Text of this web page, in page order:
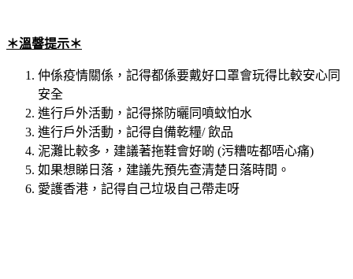
＊溫韾提示＊
仲係疫情關係，記得都係要戴好口罩會玩得比較安心同
安全
進行戶外活動，記得搽防曬同噴蚊怕水
進行戶外活動，記得自備乾糧/ 飲品
泥灘比較多，建議著拖鞋會好啲 (污糟咗都唔心痛)
如果想睇日落，建議先預先查清楚日落時間。
愛護香港，記得自己垃圾自己帶走呀